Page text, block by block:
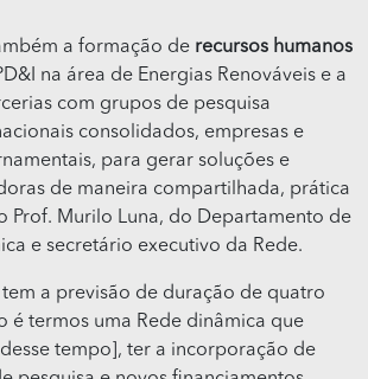
a formação de recursos humanos
na área de Energias Renováveis e a
com grupos de pesquisa
consolidados, empresas e
para gerar soluções e
de maneira compartilhada, prática
Prof. Murilo Luna, do Departamento de
e secretário executivo da Rede.
a previsão de duração de quatro
é termos uma Rede dinâmica que
tempo], ter a incorporação de